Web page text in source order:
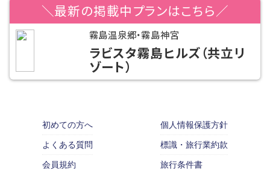
＼最新の掲載中プランはこちら／
霧島温泉郷・霧島神宮
ラビスタ霧島ヒルズ（共立リ
ゾート）
初めての方へ
よくある質問
会員規約
個人情報保護方針
標識・旅行業約款
旅行条件書